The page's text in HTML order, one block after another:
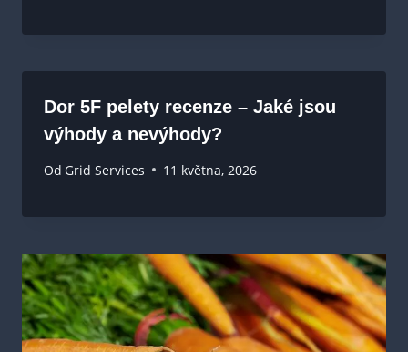
Dor 5F pelety recenze – Jaké jsou
výhody a nevýhody?
Od Grid Services 11 května, 2026